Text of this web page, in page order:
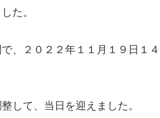
た。
、２０２２年１１月１９日１４
して、当日を迎えました。